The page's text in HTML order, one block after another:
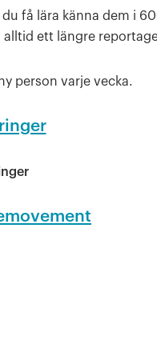
få lära känna dem i
alltid ett längre
person varje vecka.